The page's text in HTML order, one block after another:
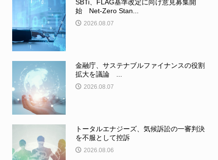
SBTi、FLAG基準改定に向け意見募集開
始 Net-Zero Stan...
2026.08.07
金融庁、サステナブルファイナンスの役割
拡大を議論 ...
2026.08.07
トータルエナジーズ、気候訴訟の一審判決
を不服として控訴
2026.08.06